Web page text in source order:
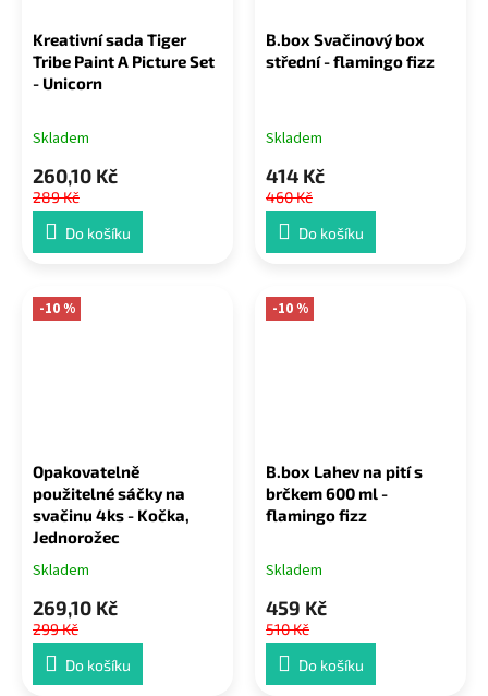
Kreativní sada Tiger
Tribe Paint A Picture Set
- Unicorn
Skladem
260,10 Kč
289 Kč
Do košíku
B.box Svačinový box
střední - flamingo fizz
Skladem
414 Kč
460 Kč
Do košíku
-10 %
Opakovatelně
použitelné sáčky na
svačinu 4ks - Kočka,
Jednorožec
Skladem
269,10 Kč
299 Kč
Do košíku
-10 %
B.box Lahev na pití s
brčkem 600 ml -
flamingo fizz
Skladem
459 Kč
510 Kč
Do košíku